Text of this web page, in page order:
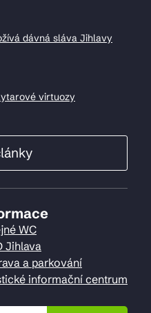
dávná sláva Jihlavy
virtuozy
WC
Jihlava
a parkování
informační centrum